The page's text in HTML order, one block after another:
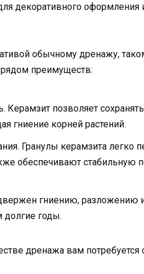
декоративного оформления
обычному дренажу,
преимуществ:
Керамзит позволяет
гниение корней растений.
Гранулы керамзита легко
обеспечивают стабильную
гниению, разложению
долгие годы.
дренажа вам